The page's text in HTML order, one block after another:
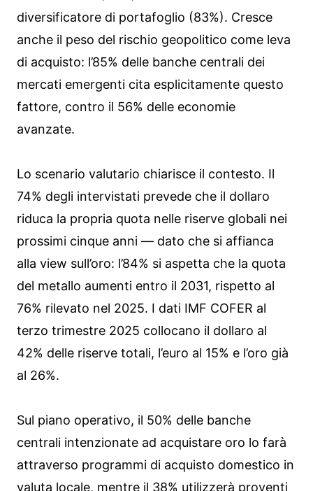
diversificatore di portafoglio (83%). Cresce
anche il peso del rischio geopolitico come leva
di acquisto: l’85% delle banche centrali dei
mercati emergenti cita esplicitamente questo
fattore, contro il 56% delle economie
avanzate.
Lo scenario valutario chiarisce il contesto. Il
74% degli intervistati prevede che il dollaro
riduca la propria quota nelle riserve globali nei
prossimi cinque anni — dato che si affianca
alla view sull’oro: l’84% si aspetta che la quota
del metallo aumenti entro il 2031, rispetto al
76% rilevato nel 2025. I dati IMF COFER al
terzo trimestre 2025 collocano il dollaro al
42% delle riserve totali, l’euro al 15% e l’oro già
al 26%.
Sul piano operativo, il 50% delle banche
centrali intenzionate ad acquistare oro lo farà
attraverso programmi di acquisto domestico in
valuta locale, mentre il 38% utilizzerà proventi